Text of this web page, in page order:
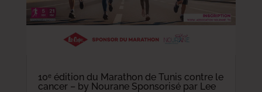
10ᵉ édition du Marathon de Tunis contre le
cancer – by Nourane Sponsorisé par Lee